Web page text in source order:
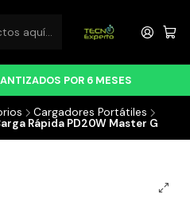
POR 6 MESES
Cargadores Portátiles
Rápida PD20W Master G